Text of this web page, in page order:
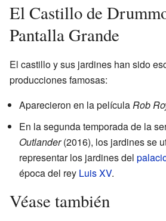
El Castillo de
Pantalla Grande
El castillo y sus jardines han sido
producciones famosas:
Aparecieron en la películaRob
En la segunda temporada de la
Outlander(2016), los jardines se
representar los jardines del
época del rey Luis XV.
Véase también